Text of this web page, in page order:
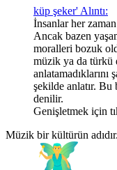
küp şeker' Alıntı:
İnsanlar her
Ancak bazen
moralleri bozuk
müzik ya da türkü
şekilde anlatır. Bu
denilir.
Genişletmek için
Müzik bir kültürün